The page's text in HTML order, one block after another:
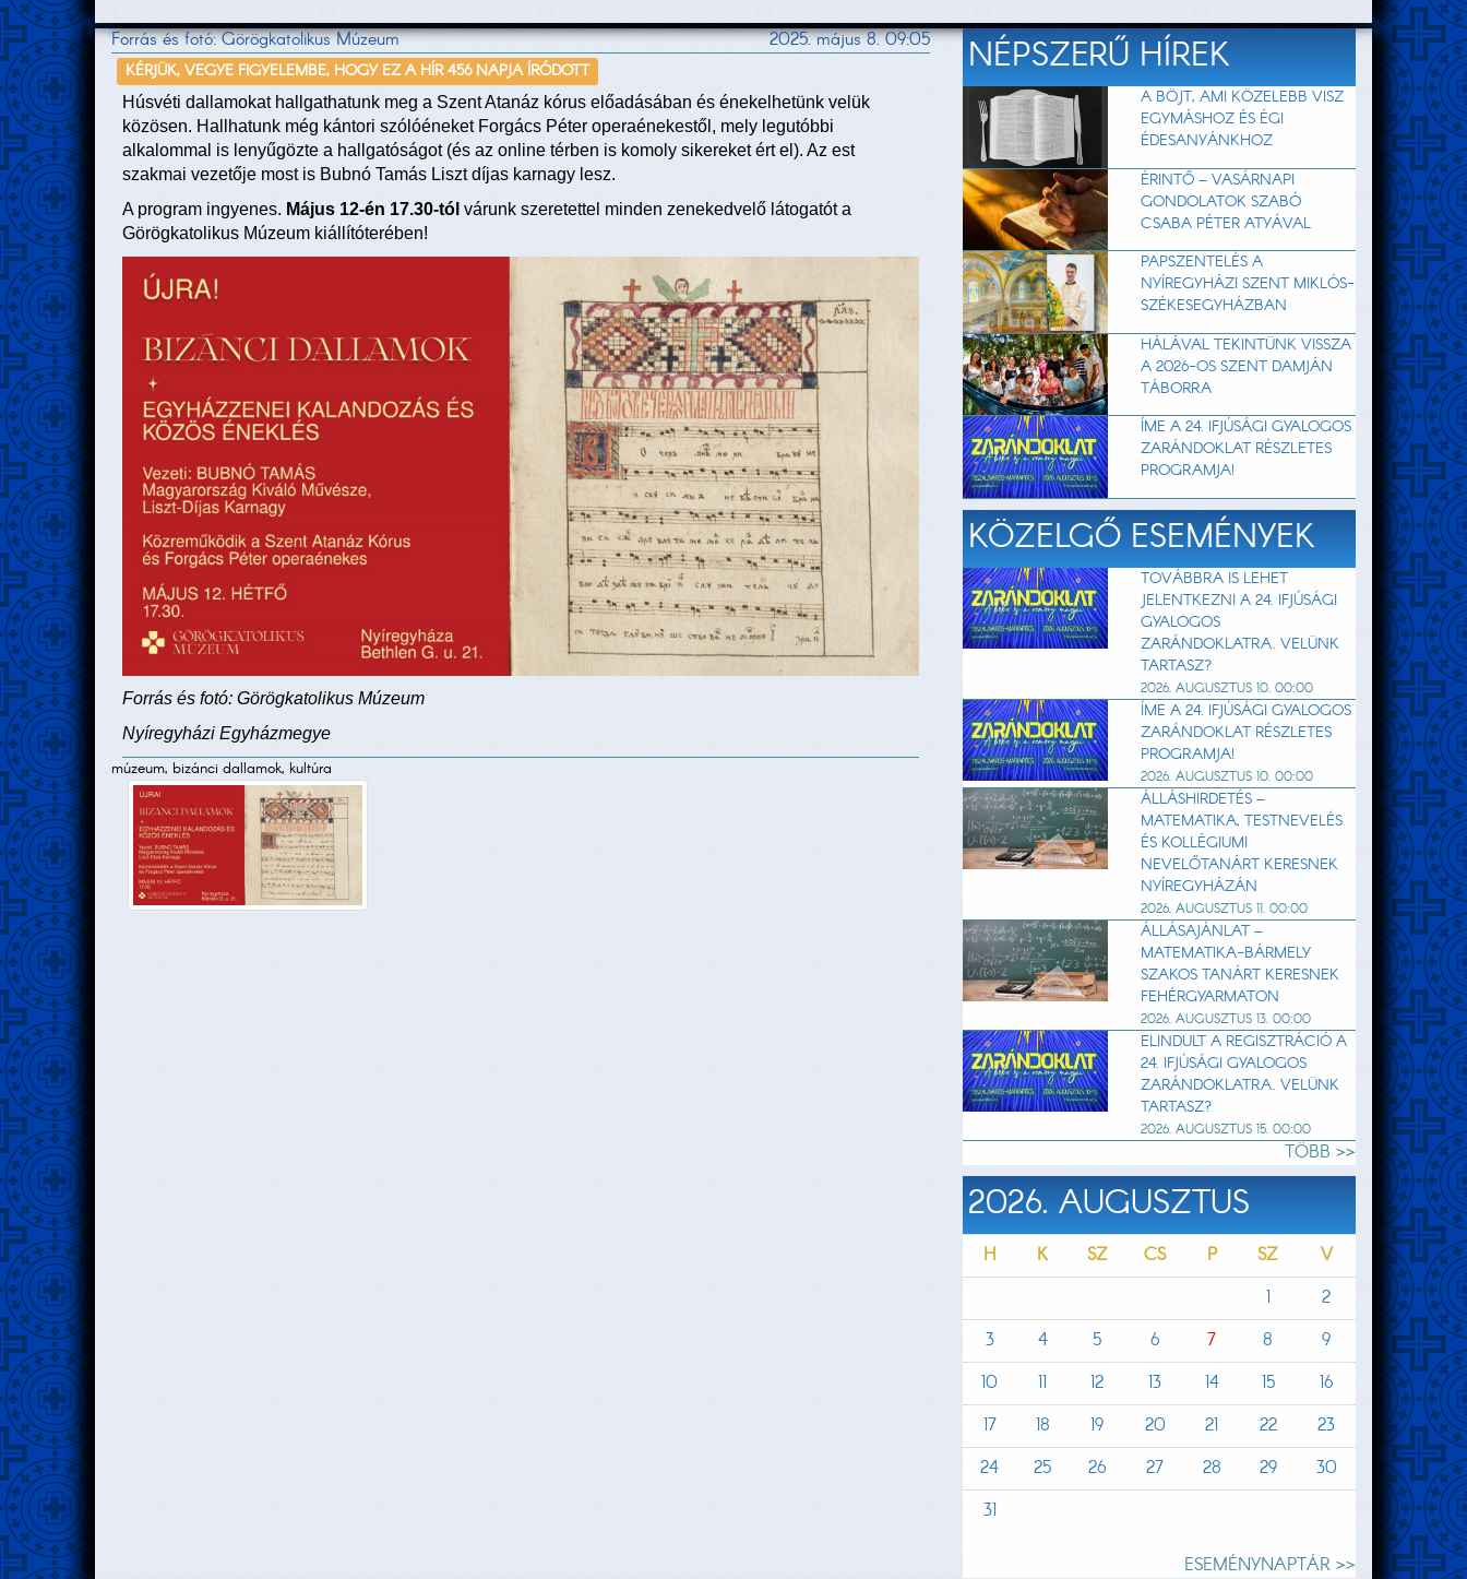
Forrás és fotó: Görögkatolikus Múzeum 2025. május 8. 09:05
KÉRJÜK, VEGYE FIGYELEMBE, HOGY EZ A HÍR 456 NAPJA ÍRÓDOTT
Húsvéti dallamokat hallgathatunk meg a Szent Atanáz kórus előadásában és énekelhetünk velük
közösen. Hallhatunk még kántori szólóéneket Forgács Péter operaénekestől, mely legutóbbi
alkalommal is lenyűgözte a hallgatóságot (és az online térben is komoly sikereket ért el). Az est
szakmai vezetője most is Bubnó Tamás Liszt díjas karnagy lesz.
A program ingyenes. Május 12-én 17.30-tól várunk szeretettel minden zenekedvelő látogatót a
Görögkatolikus Múzeum kiállítóterében!
Forrás és fotó: Görögkatolikus Múzeum
Nyíregyházi Egyházmegye
múzeum, bizánci dallamok, kultúra
NÉPSZERŰ HÍREK
A BÖJT, AMI KÖZELEBB VISZ
EGYMÁSHOZ ÉS ÉGI
ÉDESANYÁNKHOZ
ÉRINTŐ – VASÁRNAPI
GONDOLATOK SZABÓ
CSABA PÉTER ATYÁVAL
PAPSZENTELÉS A
NYÍREGYHÁZI SZENT MIKLÓS-
SZÉKESEGYHÁZBAN
HÁLÁVAL TEKINTÜNK VISSZA
A 2026-OS SZENT DAMJÁN
TÁBORRA
ÍME A 24. IFJÚSÁGI GYALOGOS
ZARÁNDOKLAT RÉSZLETES
PROGRAMJA!
KÖZELGŐ ESEMÉNYEK
TOVÁBBRA IS LEHET
JELENTKEZNI A 24. IFJÚSÁGI
GYALOGOS
ZARÁNDOKLATRA. VELÜNK
TARTASZ?
2026. AUGUSZTUS 10. 00:00
ÍME A 24. IFJÚSÁGI GYALOGOS
ZARÁNDOKLAT RÉSZLETES
PROGRAMJA!
2026. AUGUSZTUS 10. 00:00
ÁLLÁSHIRDETÉS –
MATEMATIKA, TESTNEVELÉS
ÉS KOLLÉGIUMI
NEVELŐTANÁRT KERESNEK
NYÍREGYHÁZÁN
2026. AUGUSZTUS 11. 00:00
ÁLLÁSAJÁNLAT –
MATEMATIKA-BÁRMELY
SZAKOS TANÁRT KERESNEK
FEHÉRGYARMATON
2026. AUGUSZTUS 13. 00:00
ELINDULT A REGISZTRÁCIÓ A
24. IFJÚSÁGI GYALOGOS
ZARÁNDOKLATRA. VELÜNK
TARTASZ?
2026. AUGUSZTUS 15. 00:00
TÖBB >>
2026. AUGUSZTUS
H K SZ CS P SZ
V
1
2
3
4 5 6 7 8
9
10
11 12 13 14 15
16
17
18 19 20 21 22
23
24
25 26 27 28 29
30
31
ESEMÉNYNAPTÁR >>